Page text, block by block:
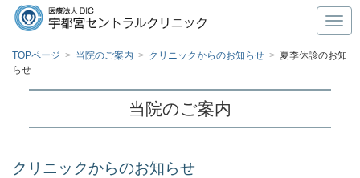
TOPページ > 当院のご案内 > クリニックからのお知らせ > 夏季休診のお知
らせ
当院のご案内
クリニックからのお知らせ